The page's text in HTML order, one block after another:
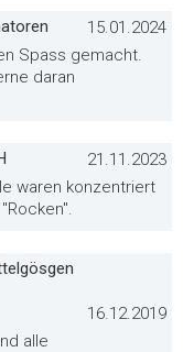
15.01.2024
Spass gemacht.
daran
21.11.2023
waren konzentriert
16.12.2019
alle